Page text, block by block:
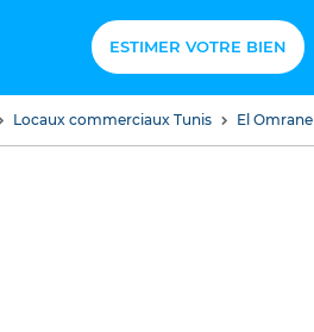
ESTIMER VOTRE BIEN
Locaux commerciaux Tunis El Omrane